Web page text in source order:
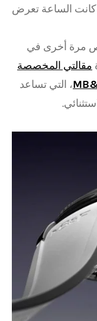
الساعة تعرض
مرة أخرى في
مقالتي المخصصة
، التي تساعد